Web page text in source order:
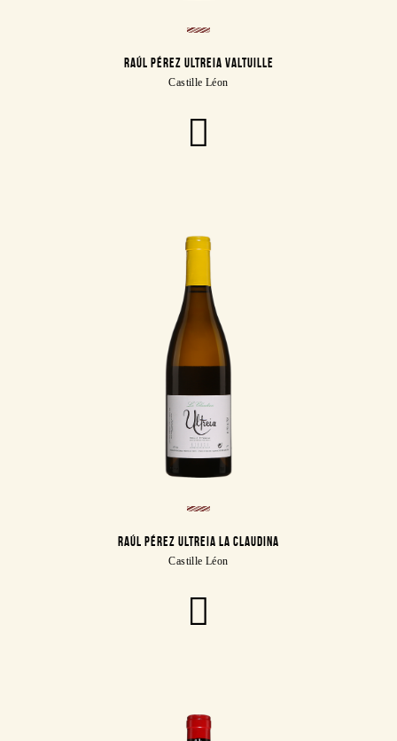
RAÚL PÉREZ ULTREIA VALTUILLE
Castille Léon
RAÚL PÉREZ ULTREIA LA CLAUDINA
Castille Léon